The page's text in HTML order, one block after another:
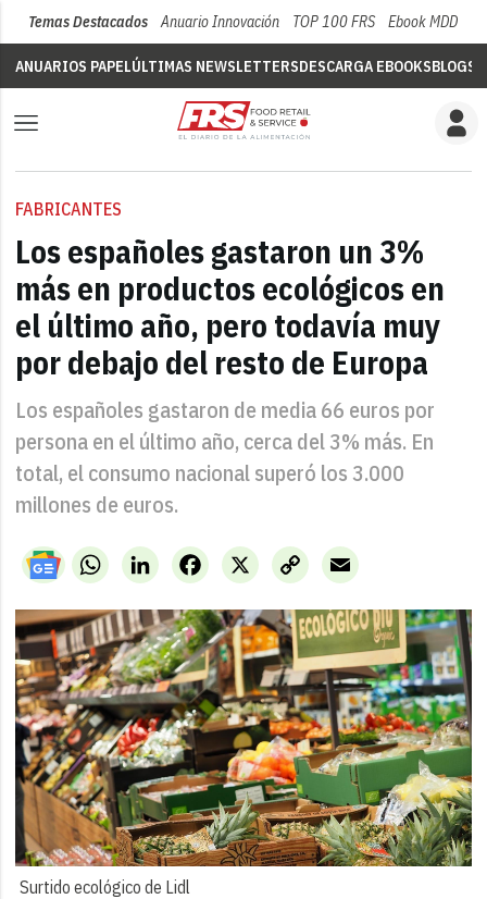
Temas Destacados Anuario Innovación TOP 100 FRS Ebook MDD
ANUARIOS PAPELÚLTIMAS NEWSLETTERSDESCARGA EBOOKSBLOGS
FABRICANTES
Los españoles gastaron un 3%
más en productos ecológicos en
el último año, pero todavía muy
por debajo del resto de Europa
Los españoles gastaron de media 66 euros por
persona en el último año, cerca del 3% más. En
total, el consumo nacional superó los 3.000
millones de euros.
WhatsAppLinkedIn X
Facebook
Copy
Link
Email
Surtido ecológico de Lidl